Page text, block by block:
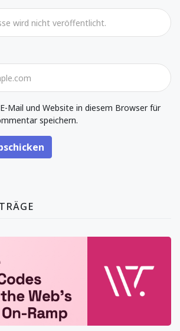
Mail und Website in diesem Browser für
speichern.